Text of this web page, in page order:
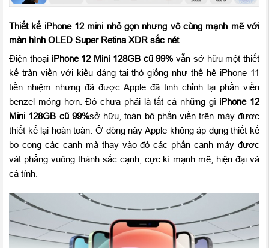
Thiết kế iPhone 12 mini nhỏ gọn nhưng vô cùng mạnh mẽ với
màn hình OLED Super Retina XDR sắc nét
Điện thoại iPhone 12 Mini 128GB cũ 99% vẫn sở hữu một thiết
kế tràn viền với kiểu dáng tai thỏ giống như thế hệ iPhone 11
tiền nhiệm nhưng đã được Apple đã tinh chỉnh lại phần viền
benzel mỏng hơn. Đó chưa phải là tất cả những gì iPhone 12
Mini 128GB cũ 99%sở hữu, toàn bộ phần viền trên máy được
thiết kế lại hoàn toàn. Ở dòng này Apple không áp dụng thiết kế
bo cong các cạnh mà thay vào đó các phần cạnh máy được
vát phẳng vuông thành sắc cạnh, cực kì mạnh mẽ, hiện đại và
cá tính.